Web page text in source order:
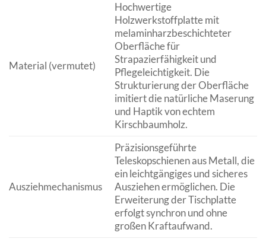
Material (vermutet)
Hochwertige
Holzwerkstoffplatte mit
melaminharzbeschichteter
Oberfläche für
Strapazierfähigkeit und
Pflegeleichtigkeit. Die
Strukturierung der Oberfläche
imitiert die natürliche Maserung
und Haptik von echtem
Kirschbaumholz.
Ausziehmechanismus
Präzisionsgeführte
Teleskopschienen aus Metall, die
ein leichtgängiges und sicheres
Ausziehen ermöglichen. Die
Erweiterung der Tischplatte
erfolgt synchron und ohne
großen Kraftaufwand.